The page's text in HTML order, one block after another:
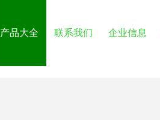
产品大全 联系我们 企业信息